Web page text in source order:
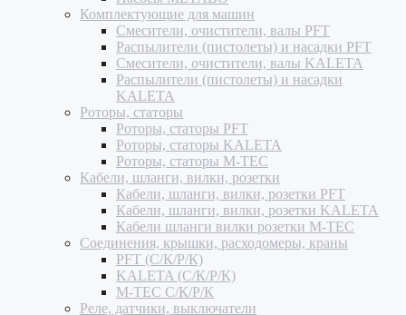
Комплектующие для машин
Смесители, очистители, валы PFT
Распылители (пистолеты) и насадки PFT
Смесители, очистители, валы KALETA
Распылители (пистолеты) и насадки
KALETA
Роторы, статоры
Роторы, статоры PFT
Роторы, статоры KALETA
Роторы, статоры M-TEC
Кабели, шланги, вилки, розетки
Кабели, шланги, вилки, розетки PFT
Кабели, шланги, вилки, розетки KALETA
Кабели шланги вилки розетки M-TEC
Соединения, крышки, расходомеры, краны
PFT (С/К/Р/К)
KALETA (С/К/Р/К)
M-TEC С/К/Р/К
Реле, датчики, выключатели